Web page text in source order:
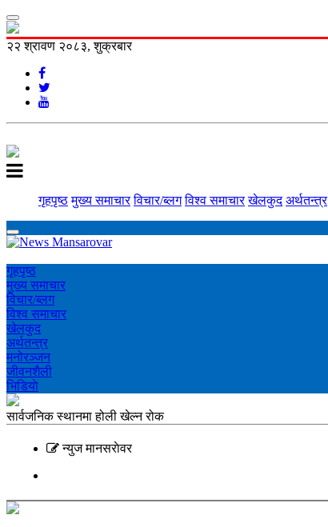
२२ श्रावण २०८३, शुक्रबार
गृहपृष्ठ मुख्य समाचार विचार/ब्लग विश्व समाचार खेलकुद अर्थतन्त्र
गृहपृष्ठ
मुख्य समाचार
विचार/ब्लग
विश्व समाचार
खेलकुद
अर्थतन्त्र
मनोरञ्‍जन
जीवनशैली
भिडियाे
सार्वजनिक स्थानमा होली खेल्न रोक
न्युज मानसराेवर